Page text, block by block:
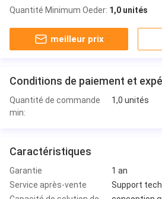
Quantité Minimum Oeder: 1,0 unités
meilleur prix
Conditions de paiement et
Quantité de commande
min:
1,0 unités
Caractéristiques
Garantie
1 an
Service après-vente
Support